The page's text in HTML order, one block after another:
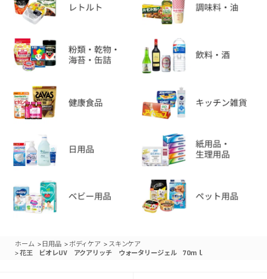
ホーム > 日用品 > ボディケア > スキンケア
>花王 ビオレUV アクアリッチ ウォータリージェル 70ｍｌ